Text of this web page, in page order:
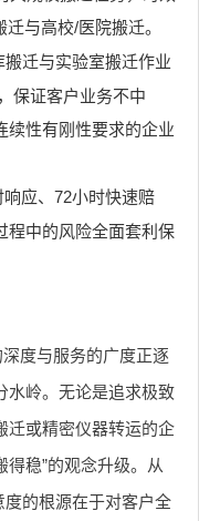
与高校/医院搬迁。
搬迁与实验室搬迁作业
保证客户业务不中
续性有刚性要求的企业
响应、72小时快速赔
程中的风险全面套利保
度与服务的广度正逐
水岭。无论是追求极致
迁或精密仪器转运的企
得稳”的观念升级。从
的根源在于对客户全